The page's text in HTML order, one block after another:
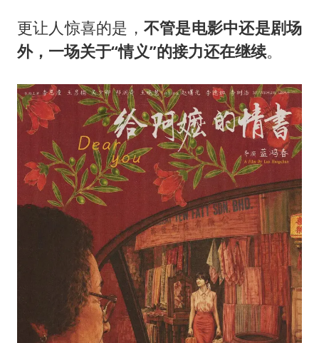
更让人惊喜的是， 不管是电影中还是剧场
外，一场关于“情义”的接力还在继续。